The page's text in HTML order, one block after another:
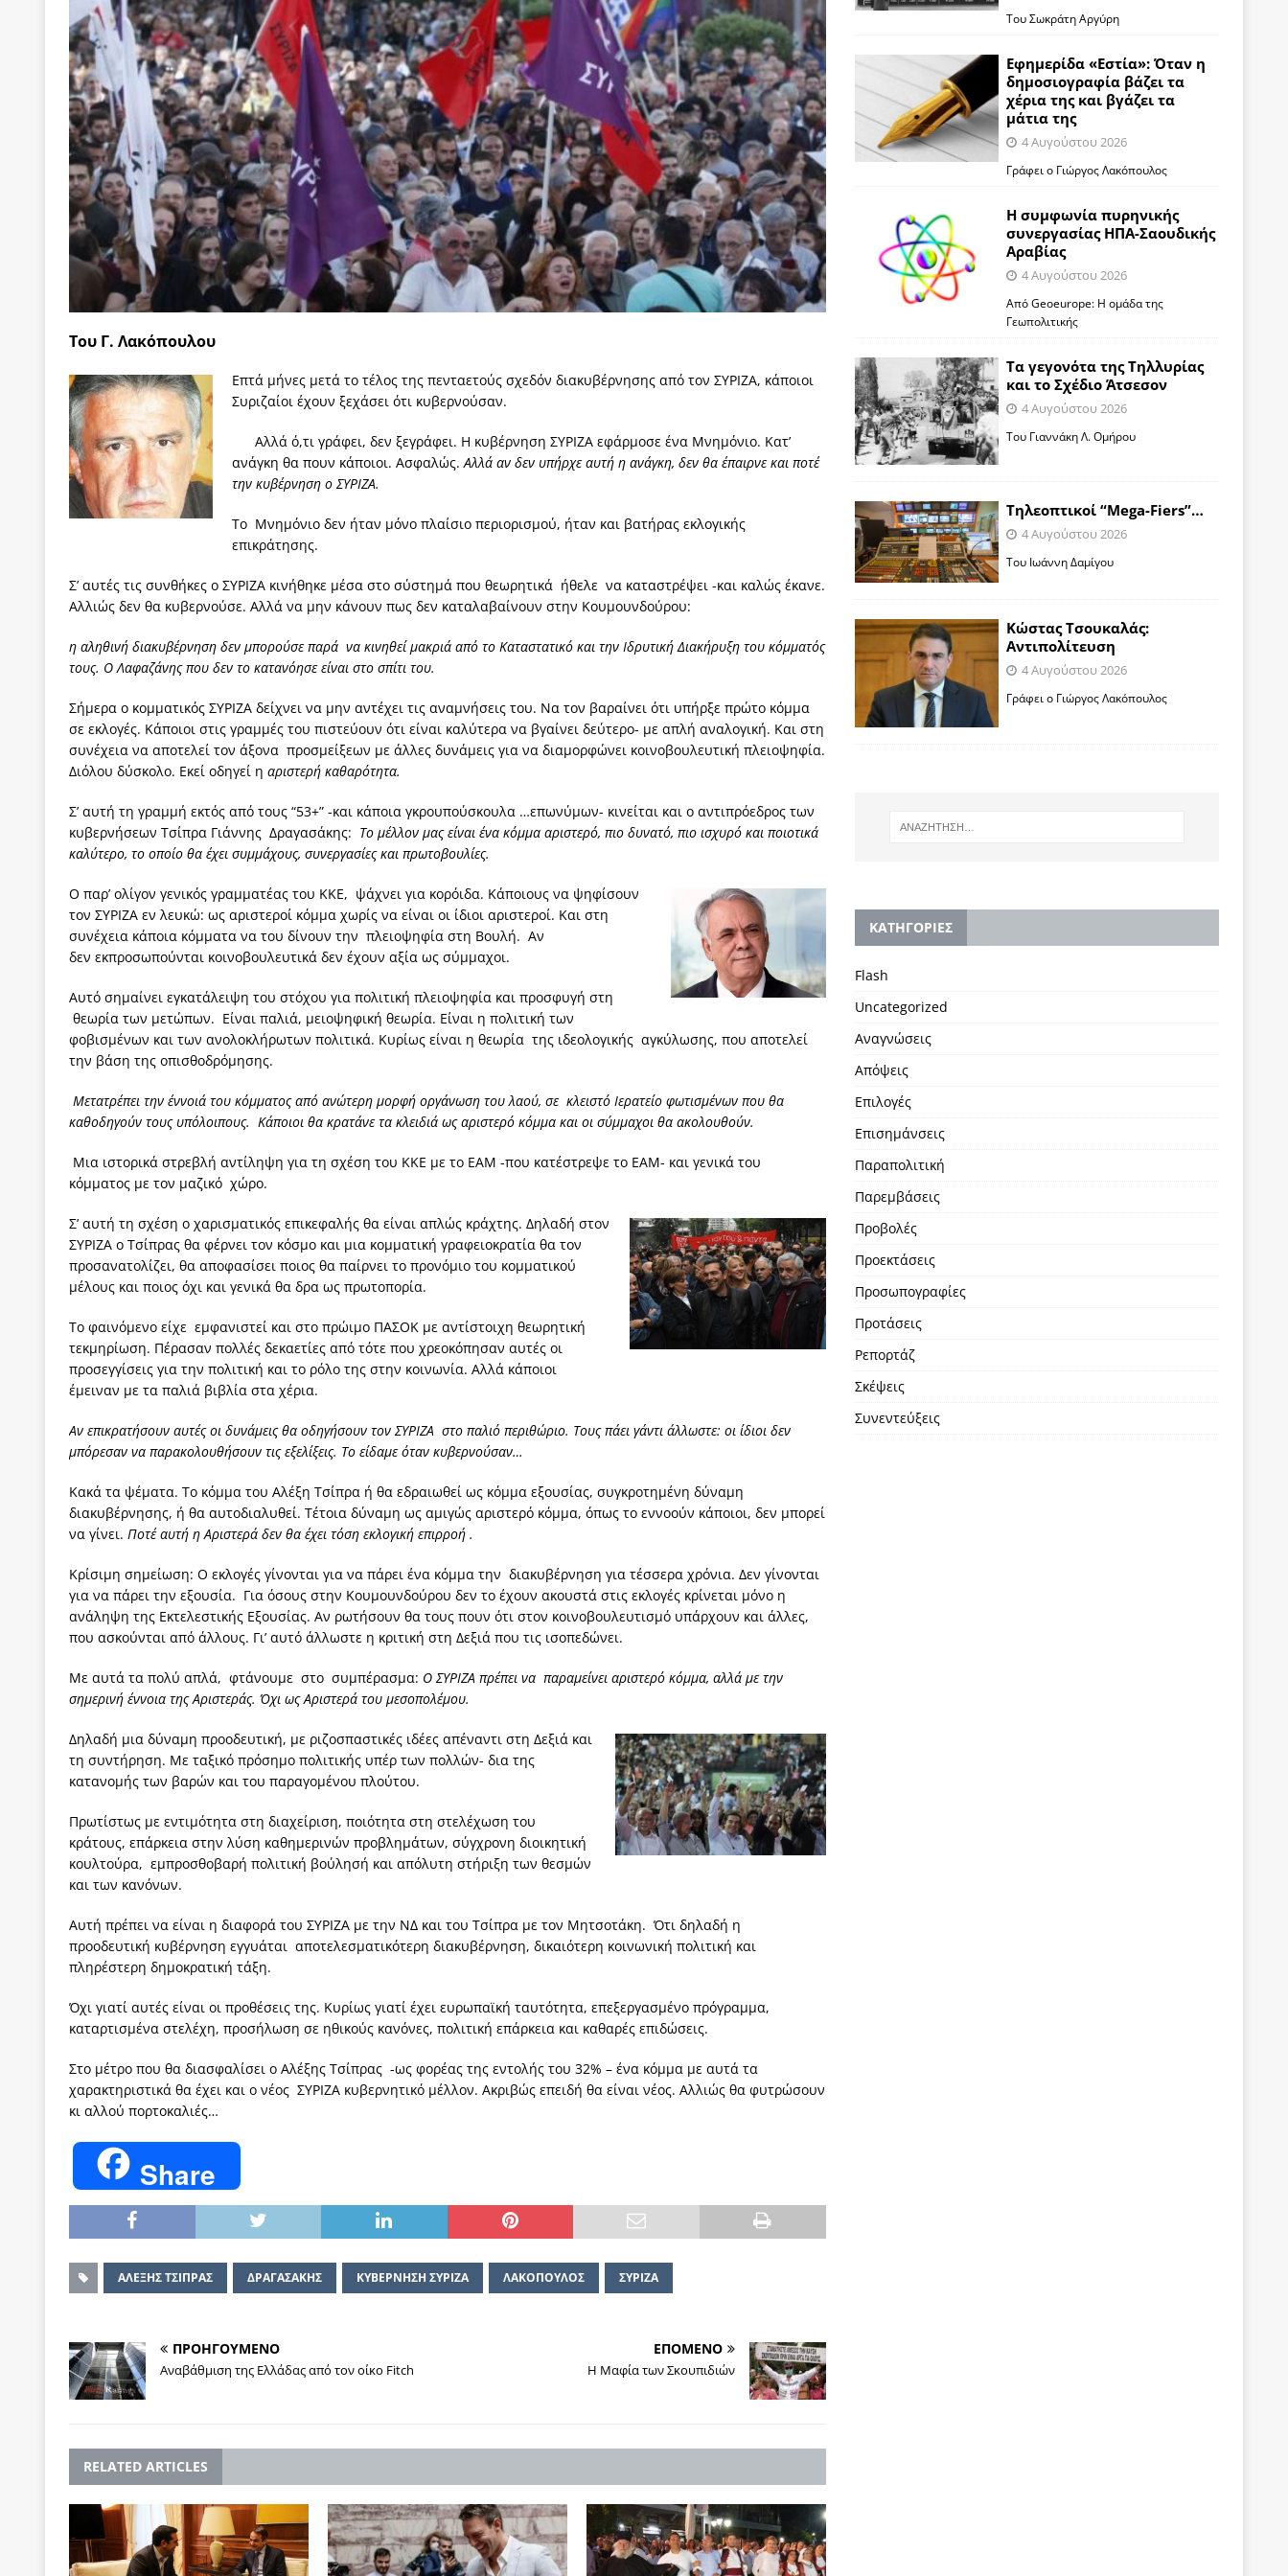
των δύο κομμάτων και όχι Ανδρουλάκη -Τσίπρα.
ΑΠΟΨΕΙΣ
[ 3 Αυγούστου 2026 ]
Η τραγωδία της δημοκρατικής παράταξης: Ο λαός θέλει, αλλά τα κόμματα της αντιπολίτευσης δεν
μπορούν να φέρουν την αλλαγή
ΠΡΟΕΚΤΑΣΕΙΣ
[ 3 Αυγούστου 2026 ] Γιατί λιγοστεύουν «τα χρόνια της αθωότητας;» Το «αίνιγμα»και η «λύση» του μέσα από τον
εμβληματικό «Πολίτη Κέιν»
ΠΑΡΕΜΒΑΣΕΙΣ
[ 3 Αυγούστου 2026 ] Το Νομικό DNA του Υπερταμείου και οι Ρήτρες του ESM
ΑΠΟΨΕΙΣ
[ 3 Αυγούστου 2026 ] Το γάλλιο και η γεωπολιτική ισχύς για την Ελλάδα
ΑΠΟΨΕΙΣ
[ 3 Αυγούστου 2026 ] «Εδοξάσθη κρυπτομένη και εγελοιοποιήθη εμφανιζόμενη»: Το άδοξο βήμα της Μ. Καρυστιανού
ΠΑΡΕΜΒΑΣΕΙΣ
Του Γ. Λακόπουλου
Επτά μήνες μετά το τέλος της πενταετούς σχεδόν διακυβέρνησης από τον ΣΥΡΙΖΑ, κάποιοι
Συριζαίοι έχουν ξεχάσει ότι κυβερνούσαν.
Αλλά ό,τι γράφει, δεν ξεγράφει. Η κυβέρνηση ΣΥΡΙΖΑ εφάρμοσε ένα Μνημόνιο. Κατ’
ανάγκη θα πουν κάποιοι. Ασφαλώς.Αλλά αν δεν υπήρχε αυτή η ανάγκη, δεν θα έπαιρνε και ποτέ
την κυβέρνηση ο ΣΥΡΙΖΑ.
Το Μνημόνιο δεν ήταν μόνο πλαίσιο περιορισμού, ήταν και βατήρας εκλογικής
επικράτησης.
Σ’ αυτές τις συνθήκες ο ΣΥΡΙΖΑ κινήθηκε μέσα στο σύστημά που θεωρητικά ήθελε να καταστρέψει -και καλώς έκανε.
Αλλιώς δεν θα κυβερνούσε. Αλλά να μην κάνουν πως δεν καταλαβαίνουν στην Κουμουνδούρου:
η αληθινή διακυβέρνηση δεν μπορούσε παρά να κινηθεί μακριά από το Καταστατικό και την Ιδρυτική Διακήρυξη του κόμματός
τους. Ο Λαφαζάνης που δεν το κατανόησε είναι στο σπίτι του.
Σήμερα ο κομματικός ΣΥΡΙΖΑ δείχνει να μην αντέχει τις αναμνήσεις του. Να τον βαραίνει ότι υπήρξε πρώτο κόμμα
σε εκλογές. Κάποιοι στις γραμμές του πιστεύουν ότι είναι καλύτερα να βγαίνει δεύτερο- με απλή αναλογική. Και στη
συνέχεια να αποτελεί τον άξονα προσμείξεων με άλλες δυνάμεις για να διαμορφώνει κοινοβουλευτική πλειοψηφία.
Διόλου δύσκολο. Εκεί οδηγεί η αριστερή καθαρότητα.
Σ’ αυτή τη γραμμή εκτός από τους “53+” -και κάποια γκρουπούσκουλα …επωνύμων- κινείται και ο αντιπρόεδρος των
κυβερνήσεων Τσίπρα Γιάννης Δραγασάκης: Το μέλλον μας είναι ένα κόμμα αριστερό, πιο δυνατό, πιο ισχυρό και ποιοτικά
καλύτερο, το οποίο θα έχει συμμάχους, συνεργασίες και πρωτοβουλίες.
Ο παρ’ ολίγον γενικός γραμματέας του ΚΚΕ, ψάχνει για κορόιδα. Κάποιους να ψηφίσουν
τον ΣΥΡΙΖΑ εν λευκώ: ως αριστεροί κόμμα χωρίς να είναι οι ίδιοι αριστεροί. Και στη
συνέχεια κάποια κόμματα να του δίνουν την πλειοψηφία στη Βουλή. Αν
δεν εκπροσωπούνται κοινοβουλευτικά δεν έχουν αξία ως σύμμαχοι.
Αυτό σημαίνει εγκατάλειψη του στόχου για πολιτική πλειοψηφία και προσφυγή στη
θεωρία των μετώπων. Είναι παλιά, μειοψηφική θεωρία. Είναι η πολιτική των
φοβισμένων και των ανολοκλήρωτων πολιτικά. Κυρίως είναι η θεωρία της ιδεολογικής αγκύλωσης, που αποτελεί
την βάση της οπισθοδρόμησης.
Μετατρέπει την έννοιά του κόμματος από ανώτερη μορφή οργάνωση του λαού, σε κλειστό Ιερατείο φωτισμένων που θα
καθοδηγούν τους υπόλοιπους. Κάποιοι θα κρατάνε τα κλειδιά ως αριστερό κόμμα και οι σύμμαχοι θα ακολουθούν.
Μια ιστορικά στρεβλή αντίληψη για τη σχέση του ΚΚΕ με το ΕΑΜ -που κατέστρεψε το ΕΑΜ- και γενικά του
κόμματος με τον μαζικό χώρο.
Σ’ αυτή τη σχέση ο χαρισματικός επικεφαλής θα είναι απλώς κράχτης. Δηλαδή στον
ΣΥΡΙΖΑ ο Τσίπρας θα φέρνει τον κόσμο και μια κομματική γραφειοκρατία θα τον
προσανατολίζει, θα αποφασίσει ποιος θα παίρνει το προνόμιο του κομματικού
μέλους και ποιος όχι και γενικά θα δρα ως πρωτοπορία.
Το φαινόμενο είχε εμφανιστεί και στο πρώιμο ΠΑΣΟΚ με αντίστοιχη θεωρητική
τεκμηρίωση. Πέρασαν πολλές δεκαετίες από τότε που χρεοκόπησαν αυτές οι
προσεγγίσεις για την πολιτική και το ρόλο της στην κοινωνία. Αλλά κάποιοι
έμειναν με τα παλιά βιβλία στα χέρια.
Αν επικρατήσουν αυτές οι δυνάμεις θα οδηγήσουν τον ΣΥΡΙΖΑ στο παλιό περιθώριο. Τους πάει γάντι άλλωστε: οι ίδιοι δεν
μπόρεσαν να παρακολουθήσουν τις εξελίξεις. Το είδαμε όταν κυβερνούσαν…
Κακά τα ψέματα. Το κόμμα του Αλέξη Τσίπρα ή θα εδραιωθεί ως κόμμα εξουσίας, συγκροτημένη δύναμη
διακυβέρνησης, ή θα αυτοδιαλυθεί. Τέτοια δύναμη ως αμιγώς αριστερό κόμμα, όπως το εννοούν κάποιοι, δεν μπορεί
να γίνει. Ποτέ αυτή η Αριστερά δεν θα έχει τόση εκλογική επιρροή .
Κρίσιμη σημείωση: Ο εκλογές γίνονται για να πάρει ένα κόμμα την διακυβέρνηση για τέσσερα χρόνια. Δεν γίνονται
για να πάρει την εξουσία. Για όσους στην Κουμουνδούρου δεν το έχουν ακουστά στις εκλογές κρίνεται μόνο η
ανάληψη της Εκτελεστικής Εξουσίας. Αν ρωτήσουν θα τους πουν ότι στον κοινοβουλευτισμό υπάρχουν και άλλες,
που ασκούνται από άλλους. Γι’ αυτό άλλωστε η κριτική στη Δεξιά που τις ισοπεδώνει.
Με αυτά τα πολύ απλά, φτάνουμε στο συμπέρασμα: Ο ΣΥΡΙΖΑ πρέπει να παραμείνει αριστερό κόμμα, αλλά με την
σημερινή έννοια της Αριστεράς. Όχι ως Αριστερά του μεσοπολέμου.
Δηλαδή μια δύναμη προοδευτική, με ριζοσπαστικές ιδέες απέναντι στη Δεξιά και
τη συντήρηση. Με ταξικό πρόσημο πολιτικής υπέρ των πολλών- δια της
κατανομής των βαρών και του παραγομένου πλούτου.
Πρωτίστως με εντιμότητα στη διαχείριση, ποιότητα στη στελέχωση του
κράτους, επάρκεια στην λύση καθημερινών προβλημάτων, σύγχρονη διοικητική
κουλτούρα, εμπροσθοβαρή πολιτική βούλησή και απόλυτη στήριξη των θεσμών
και των κανόνων.
Αυτή πρέπει να είναι η διαφορά του ΣΥΡΙΖΑ με την ΝΔ και του Τσίπρα με τον Μητσοτάκη. Ότι δηλαδή η
προοδευτική κυβέρνηση εγγυάται αποτελεσματικότερη διακυβέρνηση, δικαιότερη κοινωνική πολιτική και
πληρέστερη δημοκρατική τάξη.
Όχι γιατί αυτές είναι οι προθέσεις της. Κυρίως γιατί έχει ευρωπαϊκή ταυτότητα, επεξεργασμένο πρόγραμμα,
καταρτισμένα στελέχη, προσήλωση σε ηθικούς κανόνες, πολιτική επάρκεια και καθαρές επιδώσεις.
Στο μέτρο που θα διασφαλίσει ο Αλέξης Τσίπρας -ως φορέας της εντολής του 32% – ένα κόμμα με αυτά τα
χαρακτηριστικά θα έχει και ο νέος ΣΥΡΙΖΑ κυβερνητικό μέλλον. Ακριβώς επειδή θα είναι νέος. Αλλιώς θα φυτρώσουν
κι αλλού πορτοκαλιές…
Share
ΑΛΕΞΗΣ ΤΣΙΠΡΑΣ ΔΡΑΓΑΣΑΚΗΣ ΚΥΒΕΡΝΗΣΗ ΣΥΡΙΖΑ ΛΑΚΟΠΟΥΛΟΣ ΣΥΡΙΖΑ
ΠΡΟΗΓΟΥΜΕΝΟ
Αναβάθμιση της Ελλάδας από τον οίκο Fitch
ΕΠΟΜΕΝΟ
Η Μαφία των Σκουπιδιών
RELATED ARTICLES
Του Σωκράτη Αργύρη
Εφημερίδα «Εστία»: Όταν η
δημοσιογραφία βάζει τα
χέρια της και βγάζει τα
μάτια της
4 Αυγούστου 2026
Γράφει ο Γιώργος Λακόπουλος
Η συμφωνία πυρηνικής
συνεργασίας ΗΠΑ-Σαουδικής
Αραβίας
4 Αυγούστου 2026
Από Geoeurope: H ομάδα της
Γεωπολιτικής
Τα γεγονότα της Τηλλυρίας
και το Σχέδιο Άτσεσον
4 Αυγούστου 2026
Toυ Γιαννάκη Λ. Ομήρου
Tηλεοπτικοί “Mega-Fiers”…
4 Αυγούστου 2026
Toυ Ιωάννη Δαμίγου
Κώστας Τσουκαλάς:
Αντιπολίτευση
4 Αυγούστου 2026
Γράφει ο Γιώργος Λακόπουλος
KΑΤΗΓΟΡΙΕΣ
Flash
Uncategorized
Αναγνώσεις
Απόψεις
Επιλογές
Επισημάνσεις
Παραπολιτική
Παρεμβάσεις
Προβολές
Προεκτάσεις
Προσωπογραφίες
Προτάσεις
Ρεπορτάζ
Σκέψεις
Συνεντεύξεις